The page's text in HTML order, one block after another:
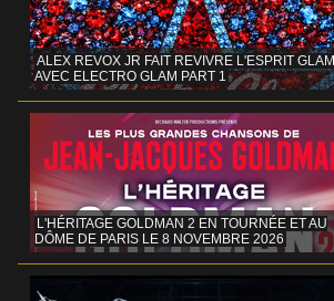
ALEX REVOX JR FAIT REVIVRE L'ESPRIT GLAM
AVEC ELECTRO GLAM PART 1
L'HÉRITAGE GOLDMAN 2 EN TOURNÉE ET AU
DÔME DE PARIS LE 8 NOVEMBRE 2026